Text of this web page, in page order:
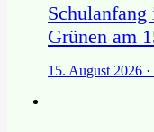
Grünen am
15. August 2026